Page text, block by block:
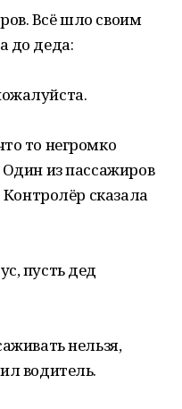
Всё шло своим
до деда:
то негромко
Один из пассажиров
Контролёр сказала
пусть дед
нельзя,
водитель.